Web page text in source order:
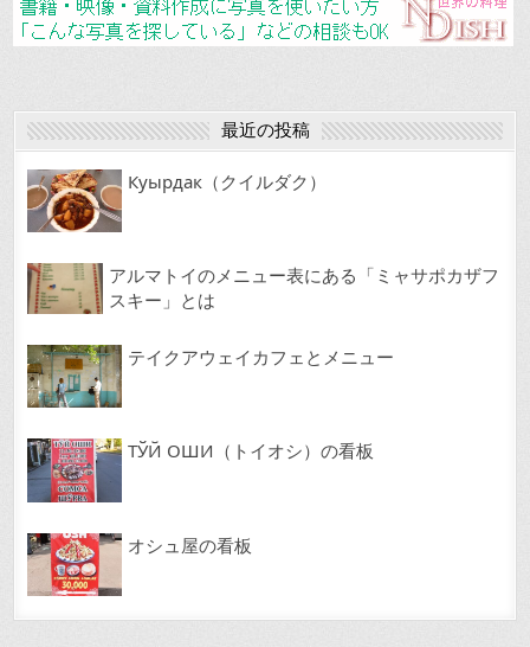
最近の投稿
Куырдак（クイルダク）
アルマトイのメニュー表にある「ミャサポカザフ
スキー」とは
テイクアウェイカフェとメニュー
ТЎЙ ОШИ（トイオシ）の看板
オシュ屋の看板